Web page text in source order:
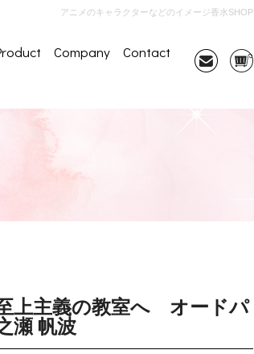
アニメのキャラクターなどのイメージ香水SHOP
Company Contact
上主義の教室へ オードパ
瀬 帆波